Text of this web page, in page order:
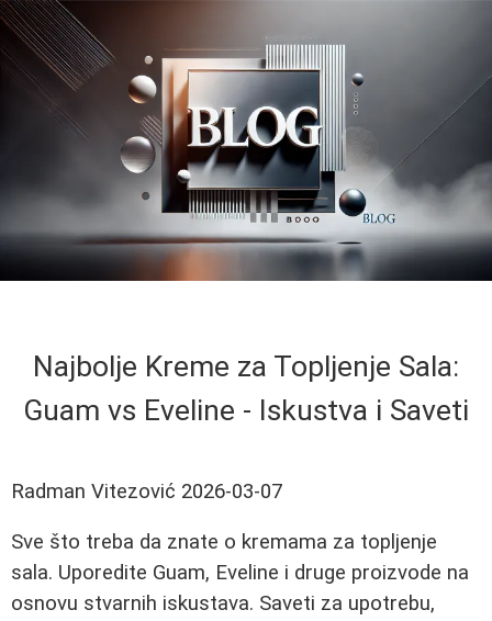
Najbolje Kreme za Topljenje Sala:
Guam vs Eveline - Iskustva i Saveti
Radman Vitezović 2026-03-07
Sve što treba da znate o kremama za topljenje
sala. Uporedite Guam, Eveline i druge proizvode na
osnovu stvarnih iskustava. Saveti za upotrebu,